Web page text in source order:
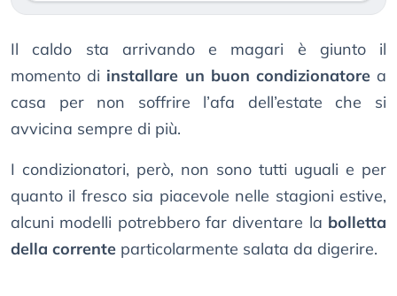
Il caldo sta arrivando e magari è giunto il
momento di installare un buon condizionatorea
casa per non soffrire l’afa dell’estate che si
avvicina sempre di più.
I condizionatori, però, non sono tutti uguali e per
quanto il fresco sia piacevole nelle stagioni estive,
alcuni modelli potrebbero far diventare la bolletta
della corrente particolarmente salata da digerire.